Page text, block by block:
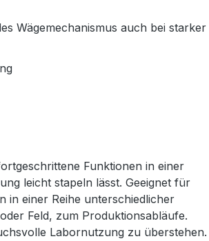
Wägemechanismus auch bei starker
Funktionen in einer
leicht stapeln lässt. Geeignet für
in einer Reihe unterschiedlicher
Feld, zum Produktionsabläufe.
Labornutzung zu überstehen.